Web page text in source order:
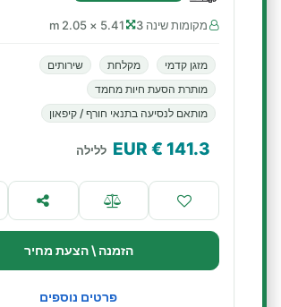
מקומות שינה 3 5.41 × 2.05 m
מזגן קדמי מקלחת
שירותים
מותרת הסעת חיות מחמד
מותאם לנסיעה בתנאי חורף / קיפאון
141.3
€ EUR ללילה
הזמנה \ הצעת מחיר
פרטים נוספים